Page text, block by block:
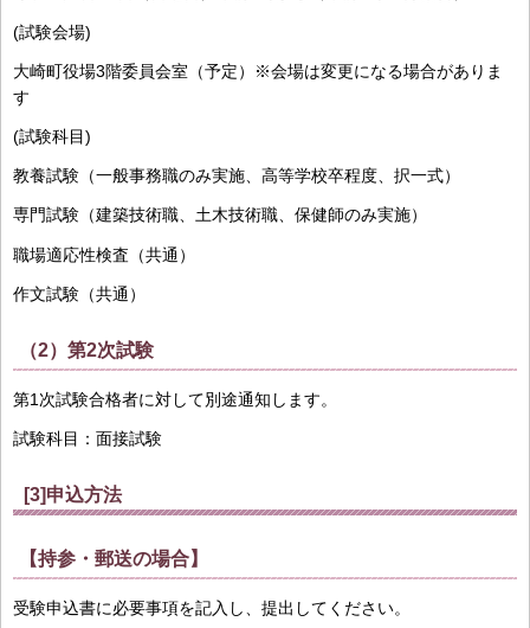
(試験会場)
大崎町役場3階委員会室（予定）※会場は変更になる場合がありま
す
(試験科目)
教養試験（一般事務職のみ実施、高等学校卒程度、択一式）
専門試験（建築技術職、土木技術職、保健師のみ実施）
職場適応性検査（共通）
作文試験（共通）
（2）第2次試験
第1次試験合格者に対して別途通知します。
試験科目：面接試験
[3]申込方法
【持参・郵送の場合】
受験申込書に必要事項を記入し、提出してください。